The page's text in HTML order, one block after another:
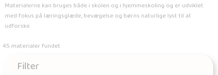
Materialerne kan bruges både i skolen og i hjemmeskoling og er udviklet
med fokus på læringsglæde, bevægelse og børns naturlige lyst til at
udforske.
45 materialer fundet
Filter